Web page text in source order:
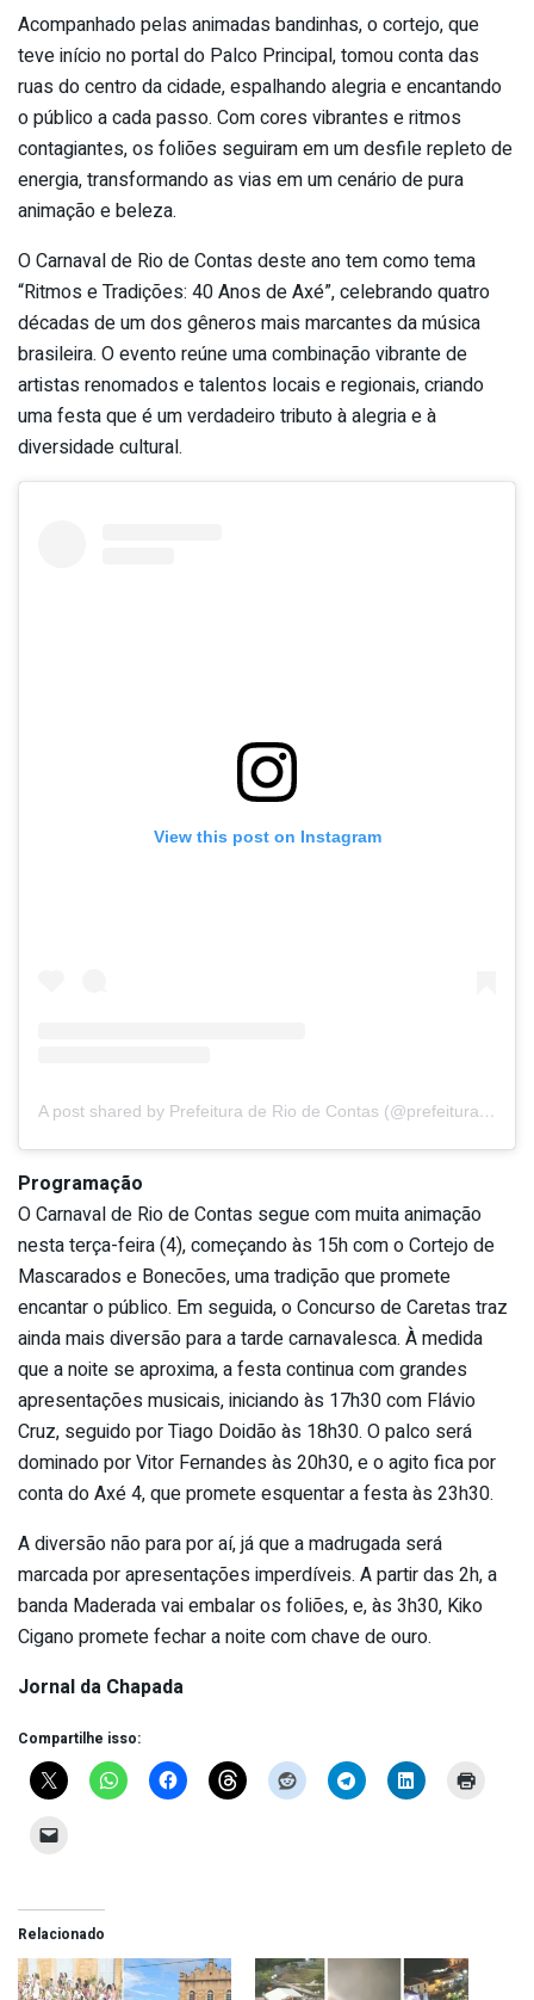
Acompanhado pelas animadas bandinhas, o cortejo, que
teve início no portal do Palco Principal, tomou conta das
ruas do centro da cidade, espalhando alegria e encantando
o público a cada passo. Com cores vibrantes e ritmos
contagiantes, os foliões seguiram em um desfile repleto de
energia, transformando as vias em um cenário de pura
animação e beleza.
O Carnaval de Rio de Contas deste ano tem como tema
“Ritmos e Tradições: 40 Anos de Axé”, celebrando quatro
décadas de um dos gêneros mais marcantes da música
brasileira. O evento reúne uma combinação vibrante de
artistas renomados e talentos locais e regionais, criando
uma festa que é um verdadeiro tributo à alegria e à
diversidade cultural.
View this post on Instagram
A post shared by Prefeitura de Rio de Contas (@prefeituraderiodecontas)
Programação
O Carnaval de Rio de Contas segue com muita animação
nesta terça-feira (4), começando às 15h com o Cortejo de
Mascarados e Bonecões, uma tradição que promete
encantar o público. Em seguida, o Concurso de Caretas traz
ainda mais diversão para a tarde carnavalesca. À medida
que a noite se aproxima, a festa continua com grandes
apresentações musicais, iniciando às 17h30 com Flávio
Cruz, seguido por Tiago Doidão às 18h30. O palco será
dominado por Vitor Fernandes às 20h30, e o agito fica por
conta do Axé 4, que promete esquentar a festa às 23h30.
A diversão não para por aí, já que a madrugada será
marcada por apresentações imperdíveis. A partir das 2h, a
banda Maderada vai embalar os foliões, e, às 3h30, Kiko
Cigano promete fechar a noite com chave de ouro.
Jornal da Chapada
Compartilhe isso:
Relacionado